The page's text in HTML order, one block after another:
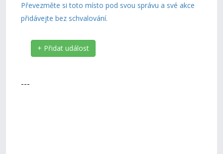
Převezměte si toto místo pod svou správu a své akce
přidávejte bez schvalování.
+ Přidat událost
---